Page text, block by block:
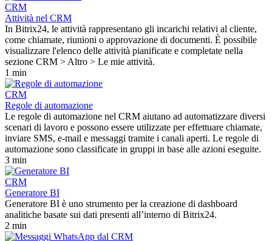
CRM
Attività nel CRM
In Bitrix24, le attività rappresentano gli incarichi relativi al cliente,
come chiamate, riunioni o approvazione di documenti. È possibile
visualizzare l'elenco delle attività pianificate e completate nella
sezione CRM > Altro > Le mie attività.
1 min
CRM
Regole di automazione
Le regole di automazione nel CRM aiutano ad automatizzare diversi
scenari di lavoro e possono essere utilizzate per effettuare chiamate,
inviare SMS, e-mail e messaggi tramite i canali aperti. Le regole di
automazione sono classificate in gruppi in base alle azioni eseguite.
3 min
CRM
Generatore BI
Generatore BI è uno strumento per la creazione di dashboard
analitiche basate sui dati presenti all’interno di Bitrix24.
2 min